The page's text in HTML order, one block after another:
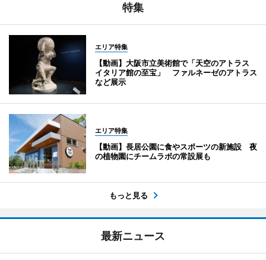
特集
エリア特集
【動画】大阪市立美術館で「天空のアトラス
イタリア館の至宝」 ファルネーゼのアトラス
など展示
エリア特集
【動画】長居公園に食やスポーツの新施設 夜
の植物園にチームラボの常設展も
もっと見る
最新ニュース